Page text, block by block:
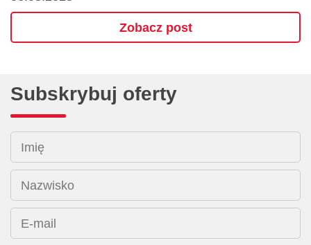
Zobacz post
Subskrybuj oferty
Imię
Nazwisko
E-mail